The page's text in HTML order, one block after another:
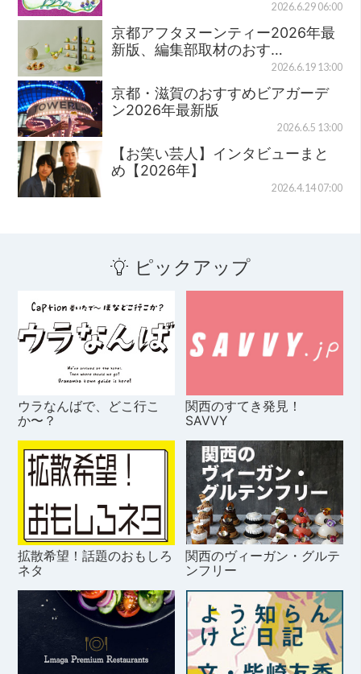
2026.6.29 06:00
京都アフタヌーンティー2026年最
新版、編集部取材のおす…
2026.6.19 13:00
京都・滋賀のおすすめビアガーデ
ン2026年最新版
2026.6.5 13:00
【お笑い芸人】インタビューまと
め【2026年】
2026.4.14 07:00
ピックアップ
ウラなんばで、どこ行こ
か〜？
関西のすてき発見！
SAVVY
拡散希望！話題のおもしろ
ネタ
関西のヴィーガン・グルテ
ンフリー